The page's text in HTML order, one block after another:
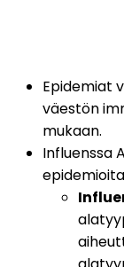
Epidemiat
väestön
mukaan.
Influenssa